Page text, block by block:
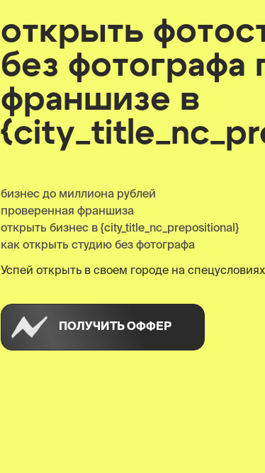
открыть
без фотографа
франшизе в
бизнес до миллиона рублей
проверенная франшиза
открыть бизнес в {city_title_nc_prepositional}
как открыть студию без фотографа
Успей открыть в своем городе на спецусловиях
ПОЛУЧИТЬ ОФФЕР